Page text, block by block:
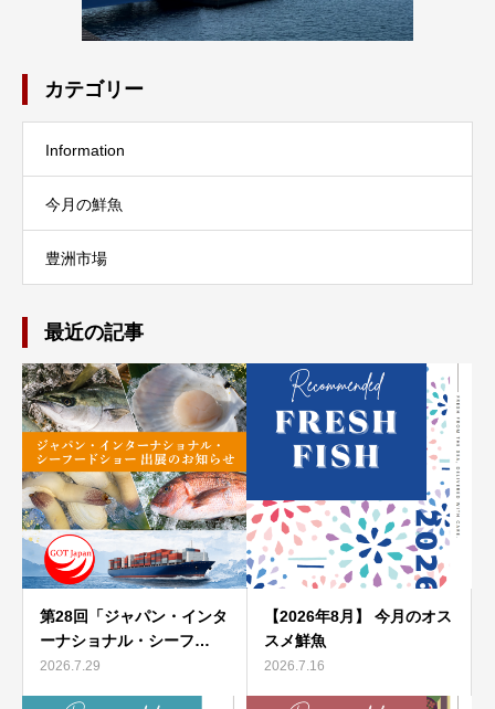
カテゴリー
Information
今月の鮮魚
豊洲市場
最近の記事
第28回「ジャパン・インタ
ーナショナル・シーフ…
2026.7.29
【2026年8月】 今月のオス
スメ鮮魚
2026.7.16